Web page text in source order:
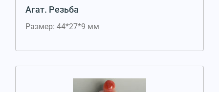
Агат. Резьба
Размер: 44*27*9 мм